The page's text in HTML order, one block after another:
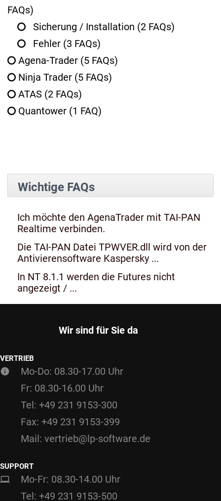
FAQs)
Sicherung / Installation (2 FAQs)
Fehler (3 FAQs)
Agena-Trader (5 FAQs)
Ninja Trader (5 FAQs)
ATAS (2 FAQs)
Quantower (1 FAQ)
Wichtige FAQs
Ich möchte den AgenaTrader mit TAI-PAN
Realtime verbinden.
Die TAI-PAN Datei TPWVER.dll wird von der
Antivierensoftware Kaspersky ...
In NT 8.1.1 werden die Futures nicht
angezeigt / ...
Wir sind für Sie da
VERTRIEB
Mo-Do: 08.30-17.00 Uhr
Fr: 08.30-16.00 Uhr
Tel: +49 231 9153-300
Fax: +49 231 9153-399
Mail: vertrieb@lp-software.de
SUPPORT
Mo-Fr: 08.30-14.00 Uhr
Tel: +49 231 9153-500